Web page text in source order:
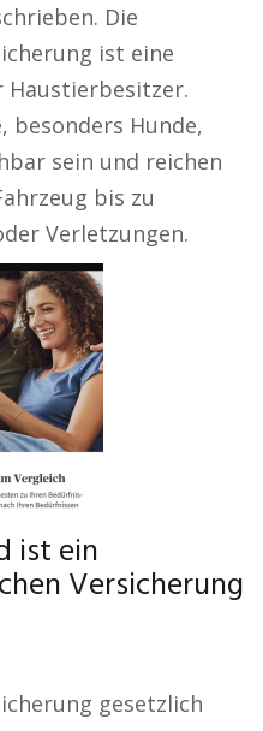
Die
ist eine
besonders Hunde,
sein und reichen
bis zu
Verletzungen.
ist ein
Versicherung
gesetzlich